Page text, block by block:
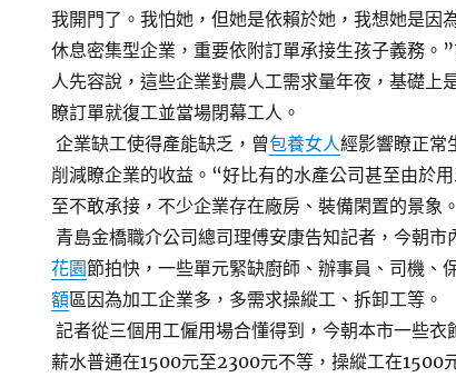
我開門了。我怕她，但她是依賴於她，我想她是因
休息密集型企業，重要依附訂單承接生孩子義務。
人先容說，這些企業對農人工需求量年夜，基礎上
瞭訂單就復工並當場閉幕工人。
企業缺工使得產能缺乏，曾包養女人經影響瞭正常
削減瞭企業的收益。“好比有的水產公司甚至由於
至不敢承接，不少企業存在廠房、裝備閑置的景象
青島金橋職介公司總司理傅安康告知記者，今朝
花園節拍快，一些單元緊缺廚師、辦事員、司機、
額區因為加工企業多，多需求操縱工、拆卸工等。
記者從三個用工僱用場合懂得到，今朝本市一些衣
薪水普通在1500元至2300元不等，操縱工在1500